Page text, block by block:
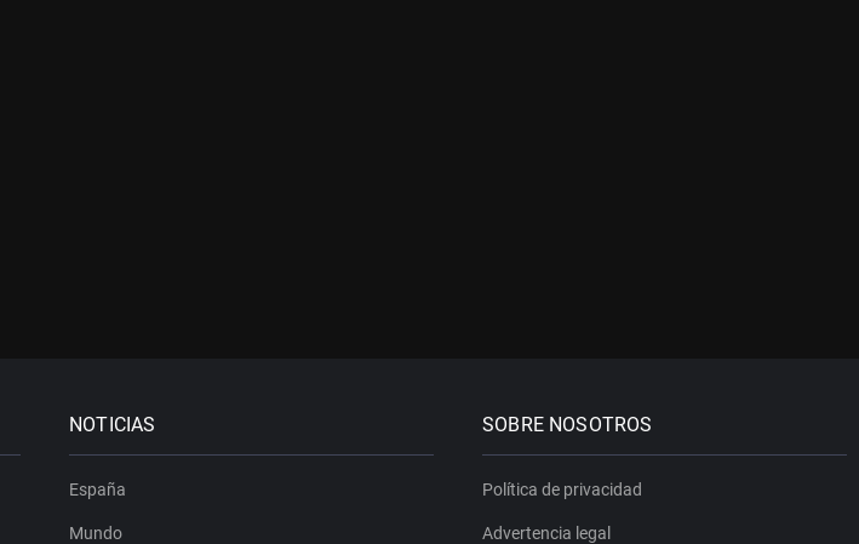
NOTICIAS
España
Mundo
SOBRE NOSOTROS
Política de privacidad
Advertencia legal